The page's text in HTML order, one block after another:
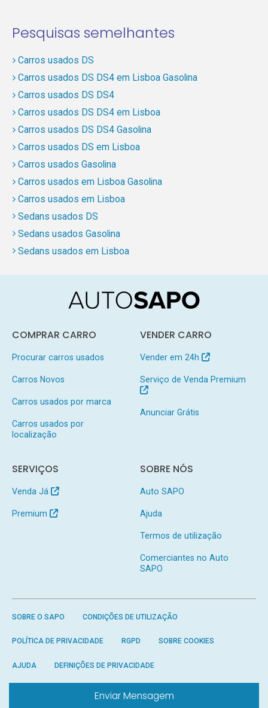
Enviar Mensagem
Pesquisas semelhantes
Carros usados DS
Carros usados DS DS4 em Lisboa Gasolina
Carros usados DS DS4
Carros usados DS DS4 em Lisboa
Carros usados DS DS4 Gasolina
Carros usados DS em Lisboa
Carros usados Gasolina
Carros usados em Lisboa Gasolina
Carros usados em Lisboa
Sedans usados DS
Sedans usados Gasolina
Sedans usados em Lisboa
COMPRAR CARRO
Procurar carros usados
Carros Novos
Carros usados por marca
Carros usados por
localização
VENDER CARRO
Vender em 24h
Serviço de Venda Premium
Anunciar Grátis
SERVIÇOS
Venda Já
Premium
SOBRE NÓS
Auto SAPO
Ajuda
Termos de utilização
Comerciantes no Auto
SAPO
SOBRE O SAPO CONDIÇÕES DE UTILIZAÇÃO
POLÍTICA DE PRIVACIDADE RGPD SOBRE COOKIES
AJUDA DEFINIÇÕES DE PRIVACIDADE